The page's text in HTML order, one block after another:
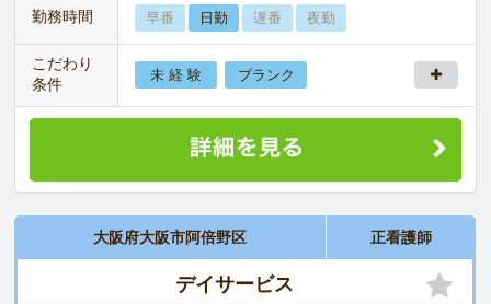
勤務時間 早番 日勤 遅番 夜勤
こだわり
条件
未 経 験 ブランク
大阪府大阪市阿倍野区 正看護師
デイサービス